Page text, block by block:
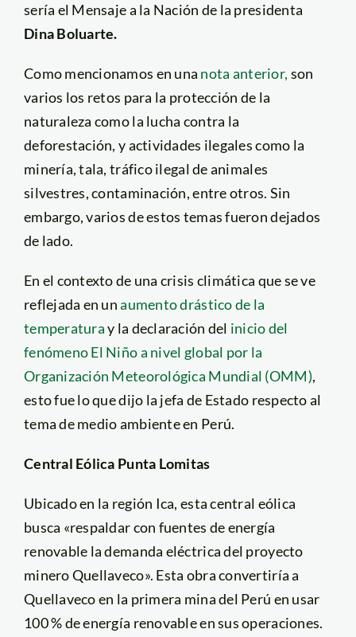
sería el Mensaje a la Nación de la presidenta
Dina Boluarte.
Como mencionamos en una nota anterior, son
varios los retos para la protección de la
naturaleza como la lucha contra la
deforestación, y actividades ilegales como la
minería, tala, tráfico ilegal de animales
silvestres, contaminación, entre otros. Sin
embargo, varios de estos temas fueron dejados
de lado.
En el contexto de una crisis climática que se ve
reflejada en unaumento drástico de la
temperaturay la declaración del inicio del
fenómeno El Niño a nivel global por la
Organización Meteorológica Mundial (OMM),
esto fue lo que dijo la jefa de Estado respecto al
tema de medio ambiente en Perú.
Central Eólica Punta Lomitas
Ubicado en la región Ica, esta central eólica
busca «respaldar con fuentes de energía
renovable la demanda eléctrica del proyecto
minero Quellaveco». Esta obra convertiría a
Quellaveco en la primera mina del Perú en usar
100 % de energía renovable en sus operaciones.